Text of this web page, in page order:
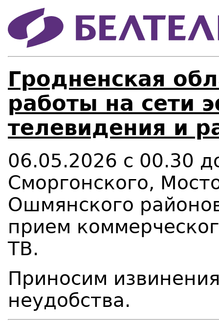
Гродненская
работы на сети
телевидения и
06.05.2026 с 00.30
Сморгонского,
Ошмянского
прием
ТВ.
Приносим
неудобства.